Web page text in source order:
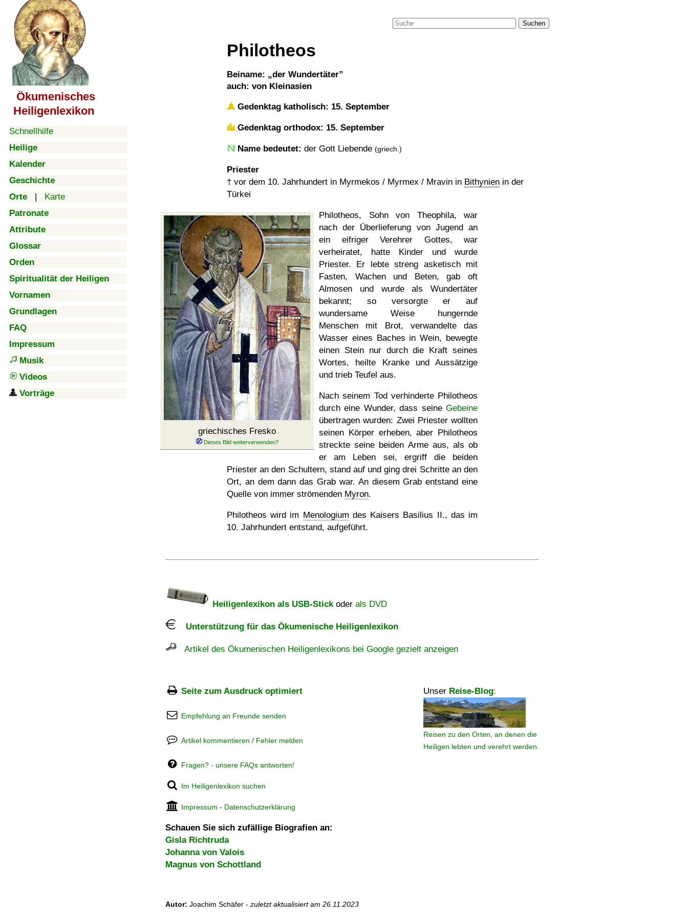
Ökumenisches
Heiligenlexikon
Schnellhilfe
Heilige
Kalender
Geschichte
Orte | Karte
Patronate
Attribute
Glossar
Orden
Spiritualität der Heiligen
Vornamen
Grundlagen
FAQ
Impressum
Musik
Videos
Vorträge
Suchen
Philotheos
Beiname:
der Wundertäter
auch: von Kleinasien
Gedenktag katholisch: 15. September
Gedenktag orthodox: 15. September
Name bedeutet: der Gott Liebende (griech.)
Priester
† vor dem 10. Jahrhundert in Myrmekos / Myrmex / Mravin in Bithynien in der
Türkei
griechisches Fresko
Philotheos, Sohn von Theophila, war
nach der Überlieferung von Jugend an
ein eifriger Verehrer Gottes, war
verheiratet, hatte Kinder und wurde
Priester. Er lebte streng asketisch mit
Fasten, Wachen und Beten, gab oft
Almosen und wurde als Wundertäter
bekannt; so versorgte er auf
wundersame Weise hungernde
Menschen mit Brot, verwandelte das
Wasser eines Baches in Wein, bewegte
einen Stein nur durch die Kraft seines
Wortes, heilte Kranke und Aussätzige
und trieb Teufel aus.
Nach seinem Tod verhinderte Philotheos
durch eine Wunder, dass seine Gebeine
übertragen wurden: Zwei Priester wollten
seinen Körper erheben, aber Philotheos
streckte seine beiden Arme aus, als ob
er am Leben sei, ergriff die beiden
Priester an den Schultern, stand auf und ging drei Schritte an den
Ort, an dem dann das Grab war. An diesem Grab entstand eine
Quelle von immer strömenden Myron.
Philotheos wird im Menologium des Kaisers Basilius II., das im
10. Jahrhundert entstand, aufgeführt.
Heiligenlexikon als USB-Stickoder als DVD
Unterstützung für das Ökumenische Heiligenlexikon
Artikel des Ökumenischen Heiligenlexikons bei Google gezielt anzeigen
Seite zum Ausdruck optimiert Unser Reise-Blog:
Reisen zu den Orten, an denen die
Heiligen lebten und verehrt werden.
Empfehlung an Freunde senden
Artikel kommentieren / Fehler melden
Fragen? - unsere FAQs antworten!
Im Heiligenlexikon suchen
Impressum - Datenschutzerklärung
Schauen Sie sich zufällige Biografien an:
Gisla Richtruda
Johanna von Valois
Magnus von Schottland
Autor: Joachim Schäfer - zuletzt aktualisiert am 26.11.2023